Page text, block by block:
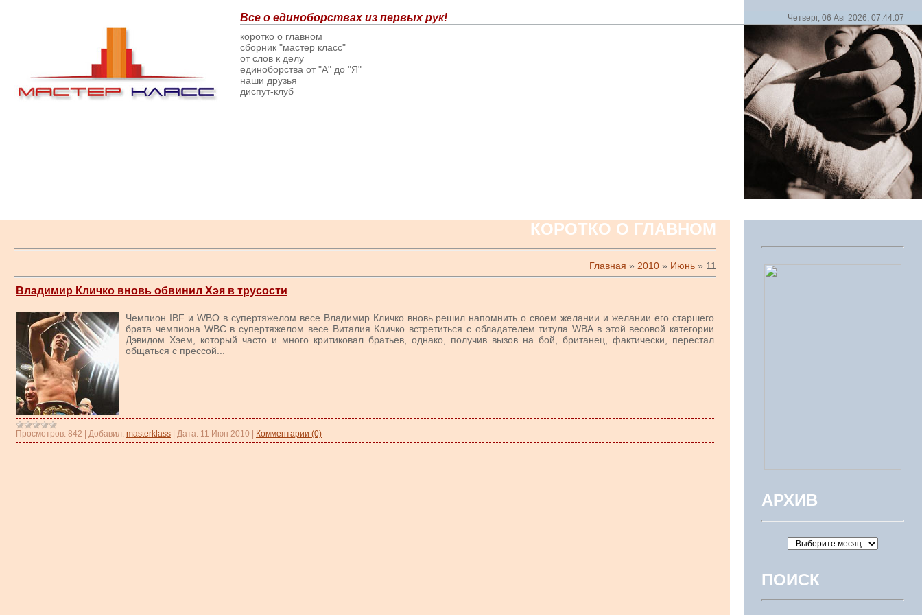
Все о единоборствах из первых рук! Четверг, 06 Авг 2026, 07:44:07
коротко о главном
сборник "мастер класс"
от слов к делу
единоборства от "А" до "Я"
наши друзья
диспут-клуб
КОРОТКО О ГЛАВНОМ
Главная » 2010 » Июнь » 11
Владимир Кличко вновь обвинил Хэя в трусости
Чемпион IBF и WBO в супертяжелом весе Владимир Кличко вновь решил напомнить о своем желании и желании его старшего
брата чемпиона WBC в супертяжелом весе Виталия Кличко встретиться с обладателем титула WBA в этой весовой категории
Дэвидом Хэем, который часто и много критиковал братьев, однако, получив вызов на бой, британец, фактически, перестал
общаться с прессой...
Просмотров: 842 Добавил: masterklass Дата: 11 Июн 2010 Комментарии (0)
АРХИВ
ПОИСК